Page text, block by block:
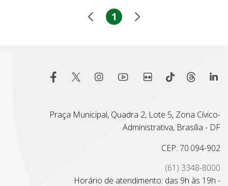
1
Praça Municipal, Quadra 2, Lote 5, Zona Cívico-
Administrativa, Brasília - DF
CEP: 70.094-902
(61) 3348-8000
Horário de atendimento: das 9h às 19h -